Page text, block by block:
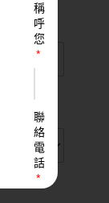
稱
呼
您
聯
絡
電
話